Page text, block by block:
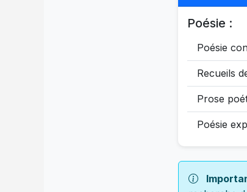
Poésie :
Poésie
Recueils
Prose
Poésie